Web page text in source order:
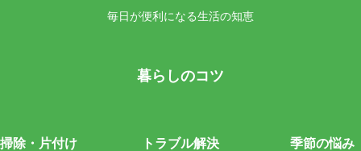
毎日が便利になる生活の知恵
暮らしのコツ
掃除・片付け トラブル解決 季節の悩み